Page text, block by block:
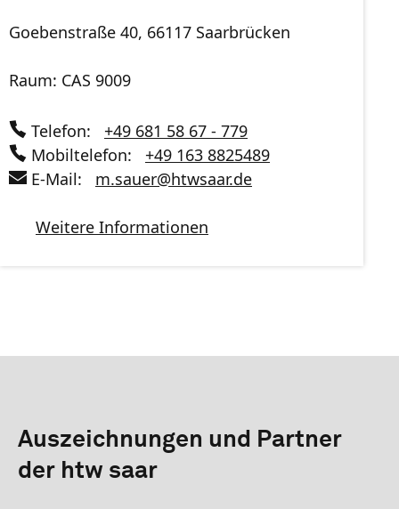
Goebenstraße 40, 66117 Saarbrücken
Raum: CAS 9009
Telefon:
+49 681 58 67 - 779
Mobiltelefon:
+49 163 8825489
E-Mail:
m.sauer@htwsaar.de
Weitere Informationen
Auszeichnungen und Partner
der htw saar